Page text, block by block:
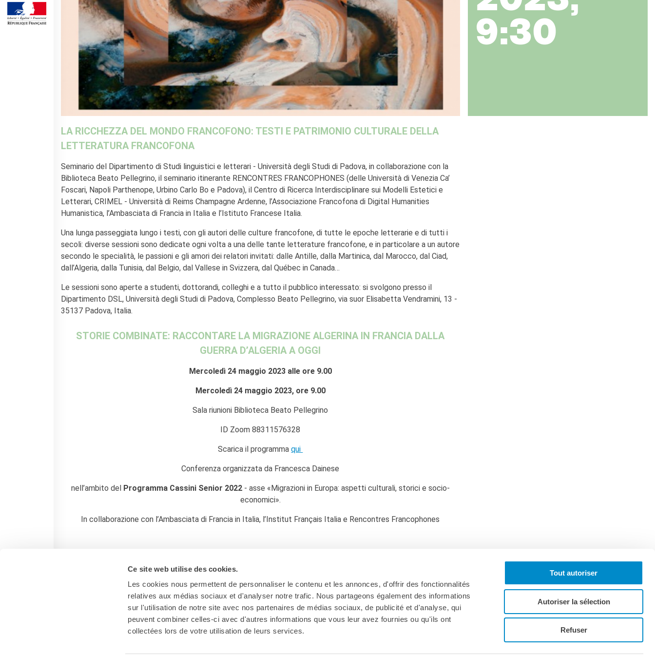
Ce site web utilise des cookies.
Les cookies nous permettent de personnaliser le contenu et les annonces, d'offrir des fonctionnalités
relatives aux médias sociaux et d'analyser notre trafic. Nous partageons également des informations
sur l'utilisation de notre site avec nos partenaires de médias sociaux, de publicité et d'analyse, qui
peuvent combiner celles-ci avec d'autres informations que vous leur avez fournies ou qu'ils ont
collectées lors de votre utilisation de leurs services.
Tout autoriser
Autoriser la sélection
Refuser
SPETTACOLO DAL VIVO E
ARTI VISIVE
La festa della musica
Nouveau Grand Tour
Exaequa
Operazioni artistiche
CINEMA E AUDIOVISIVO
Fuori Sala
La Francia al Cinema
Rendez-vous
"DÉBAT D'IDÉES"
UNIVERSITÀ, RICERCA,
INNOVAZIONE
Studiare in Francia, grazie a
Campus France Italie!
Doppi titoli
Borse di studio e di
ricerca
YEP - Young Entrepreneurs
Programme
CHI SIAMO
Contatti
Organigramma
Appalti pubblici, gare
Dialoghi del Farnese
Incontro italo-francesi sul
PERCHÉ IMPARARE IL
LA RICCHEZZA DEL MONDO FRANCOFONO: TESTI E PATRIMONIO CULTURALE DELLA
LETTERATURA FRANCOFONA
Seminario del Dipartimento di Studi linguistici e letterari - Università degli Studi di Padova, in collaborazione con la
Biblioteca Beato Pellegrino, il seminario itinerante RENCONTRES FRANCOPHONES (delle Università di Venezia Ca’
Foscari, Napoli Parthenope, Urbino Carlo Bo e Padova), il Centro di Ricerca Interdisciplinare sui Modelli Estetici e
Letterari, CRIMEL - Università di Reims Champagne Ardenne, l’Associazione Francofona di Digital Humanities
Humanistica, l’Ambasciata di Francia in Italia e l’Istituto Francese Italia.
Una lunga passeggiata lungo i testi, con gli autori delle culture francofone, di tutte le epoche letterarie e di tutti i
secoli: diverse sessioni sono dedicate ogni volta a una delle tante letterature francofone, e in particolare a un autore
secondo le specialità, le passioni e gli amori dei relatori invitati: dalle Antille, dalla Martinica, dal Marocco, dal Ciad,
dall’Algeria, dalla Tunisia, dal Belgio, dal Vallese in Svizzera, dal Québec in Canada…
Le sessioni sono aperte a studenti, dottorandi, colleghi e a tutto il pubblico interessato: si svolgono presso il
Dipartimento DSL, Università degli Studi di Padova, Complesso Beato Pellegrino, via suor Elisabetta Vendramini, 13 -
35137 Padova, Italia.
STORIE COMBINATE: RACCONTARE LA MIGRAZIONE ALGERINA IN FRANCIA DALLA
GUERRA D’ALGERIA A OGGI
Mercoledì 24 maggio 2023 alle ore 9.00
Mercoledì 24 maggio 2023, ore 9.00
Sala riunioni Biblioteca Beato Pellegrino
ID Zoom 88311576328
Scarica il programmaqui
Conferenza organizzata da Francesca Dainese
nell’ambito del Programma Cassini Senior 2022- asse «Migrazioni in Europa: aspetti culturali, storici e socio-
economici».
In collaborazione con l’Ambasciata di Francia in Italia, l’Institut Français Italia e Rencontres Francophones
9:30
Iscriviti alla newsletter